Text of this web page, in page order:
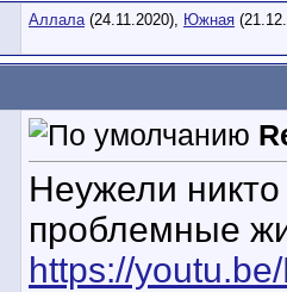
Аллала(24.11.2020), Южная
Неужели
проблемные
https://